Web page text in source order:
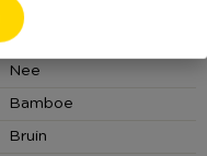
577086
Nee
Bamboe
Bruin